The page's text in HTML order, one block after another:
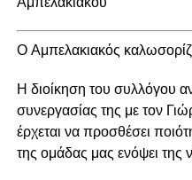
Ο Αμπελακιακός
Η διοίκηση του συλλόγου
συνεργασίας της με τον
έρχεται να προσθέσει
της ομάδας μας ενόψει της